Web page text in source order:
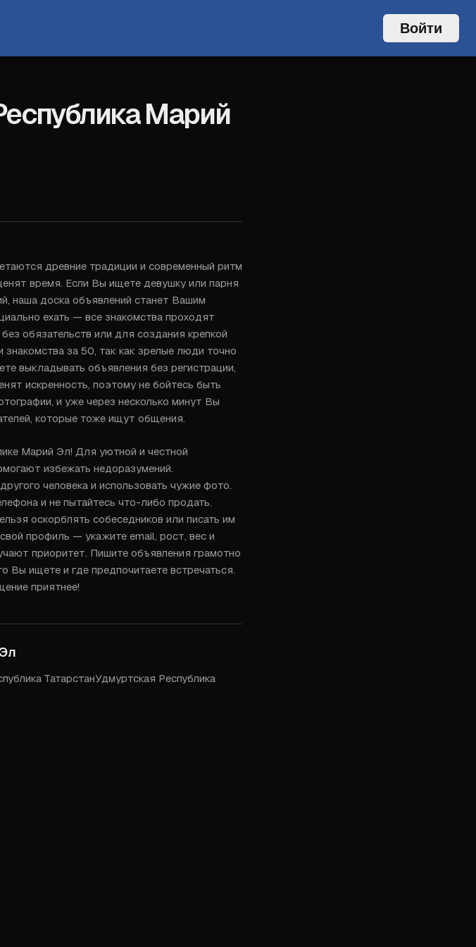
Войти
Марий
древние традиции и современный ритм
время. Если Вы ищете девушку или парня
наша доска объявлений станет Вашим
ехать — все знакомства проходят
обязательств или для создания крепкой
за 50, так как зрелые люди точно
выкладывать объявления без регистрации,
искренность, поэтому не бойтесь быть
и уже через несколько минут Вы
которые тоже ищут общения.
Марий Эл! Для уютной и честной
избежать недоразумений.
человека и использовать чужие фото.
и не пытайтесь что-либо продать.
оскорблять собеседников или писать им
профиль — укажите email, рост, вес и
приоритет. Пишите объявления грамотно
Вы ищете и где предпочитаете встречаться.
приятнее!
ТатарстанУдмуртская Республика